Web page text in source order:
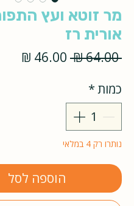
מר זוטא ועץ
אורית רז
‏64.00 ‏₪
מחיר
כמות*
נותרו רק 4 במלאי
הוספה לסל